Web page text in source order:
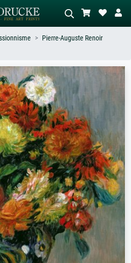
–
Décrivez la scène – ex. prairie verte,
abstrait avec beaucoup de rouge,
tableau sombre, nu debout près d'un
Pierre-Auguste Renoir